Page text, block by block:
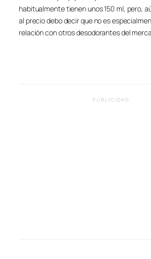
habitualmente tienen unos 150 ml, pero,
al precio debo decir que no es
relación con otros desodorantes del
PUBLICIDAD